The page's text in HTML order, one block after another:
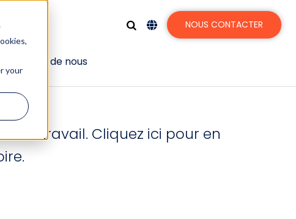
your
À propos de nous
NOUS CONTACTER
peuvent intégrer
travail. Cliquez ici pour en